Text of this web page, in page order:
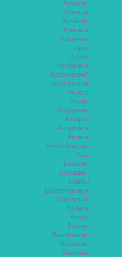
Арзамас
Аркадак
Армавир
Армянск
Арсеньев
Арск
Артём
Артёмовск
Артёмовский
Архангельск
Асбест
Асино
Астрахань
Аткарск
Ахтубинск
Ачинск
Ачхой-Мартан
Аша
Бабаево
Бабушкин
Бавлы
Багратионовск
Байкальск
Баймак
Бакал
Баксан
Балабаново
Балаково
Балахна